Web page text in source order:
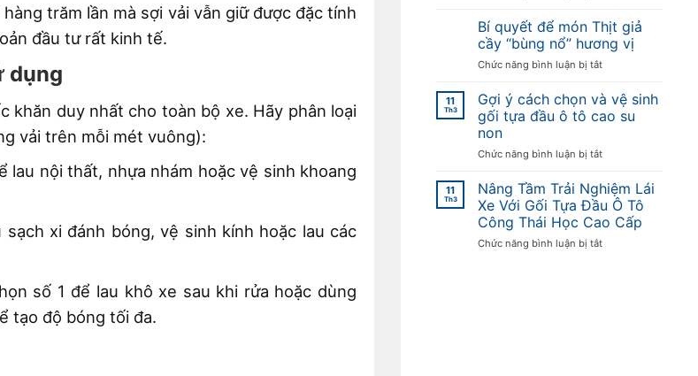
trăm lần mà sợi vải vẫn giữ được đặc tính
đầu tư rất kinh tế.
dụng
khăn duy nhất cho toàn bộ xe. Hãy phân loại
vải trên mỗi mét vuông):
lau nội thất, nhựa nhám hoặc vệ sinh khoang
xi đánh bóng, vệ sinh kính hoặc lau các
số 1 để lau khô xe sau khi rửa hoặc dùng
tạo độ bóng tối đa.
tại
Hà
Nội
Trọn
Tình
Quê
Xứ
Trong
Bát
Thấm
Mật
Mía
Bí quyết để món Thịt giả
cầy “bùng nổ” hương vị
Chức năng bình luận bị tắtở
quyết
để
món
giả
“bùng
nổ”
hương
vị
11
Th3
Gợi ý cách chọn và vệ sinh
gối tựa đầu ô tô cao su
non
Chức năng bình luận bị tắtở
ý
cách
chọn
và
vệ
11
Th3
Nâng Tầm Trải Nghiệm Lái
Xe Với Gối Tựa Đầu Ô Tô
Công Thái Học Cao Cấp
Chức năng bình luận bị tắtở